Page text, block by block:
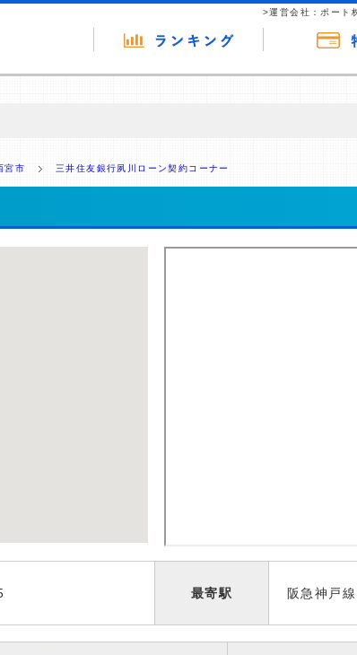
>運営会社：ポート
っています。
宮市 三井住友銀行夙川ローン契約コーナー
最寄駅 阪急神戸